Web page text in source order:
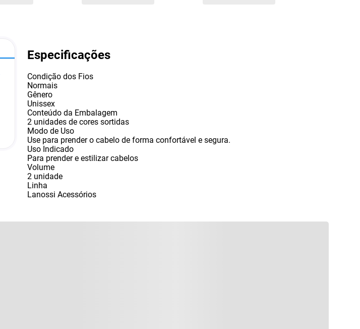
Especificações
Condição dos Fios
Normais
Gênero
Unissex
Conteúdo da Embalagem
2 unidades de cores sortidas
Modo de Uso
Use para prender o cabelo de forma confortável e segura.
Uso Indicado
Para prender e estilizar cabelos
Volume
2 unidade
Linha
Lanossi Acessórios